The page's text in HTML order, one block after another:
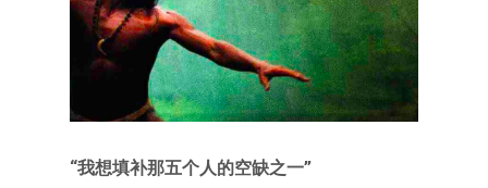
“我想填补那五个人的空缺之一”